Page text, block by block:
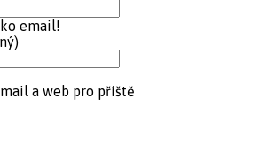
email!
a web pro příště